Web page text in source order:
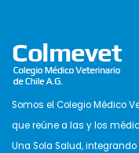
Somos el Colegio Médico
que reúne a las y los
Una Sola Salud,